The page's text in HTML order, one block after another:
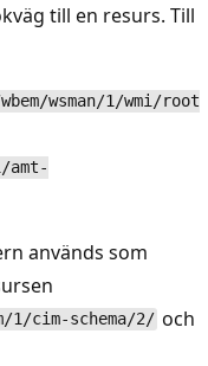
till en resurs. Till
wsman/1/wmi/root
amt-
används som
1/cim-schema/2/ och